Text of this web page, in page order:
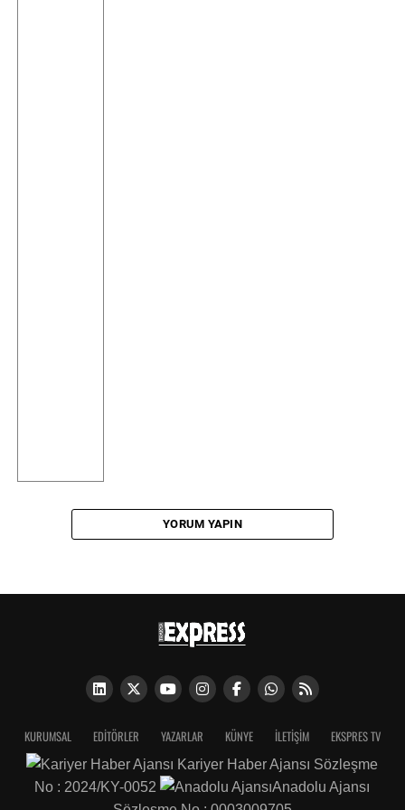
YORUM YAPIN
KURUMSAL EDITÖRLER YAZARLAR KÜNYE İLETIŞIM EKSPRES TV
Kariyer Haber Ajansı Sözleşme
No : 2024/KY-0052
Anadolu Ajansı